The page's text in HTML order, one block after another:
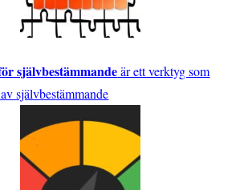
självbestämmandeär ett verktyg som
självbestämmande